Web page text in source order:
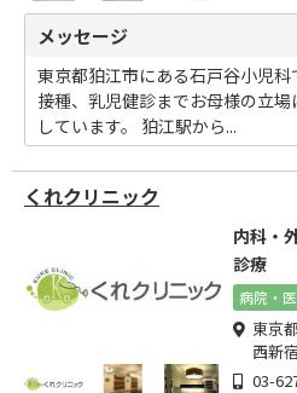
メッセージ
東京都狛江市にある石戸谷小児
接種、乳児健診までお母様の立
しています。 狛江駅から...
くれクリニック
内科・
診療
病院・
東京
西新
03-